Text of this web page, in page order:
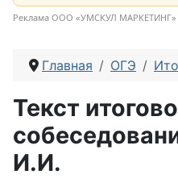
Реклама ООО «УМСКУЛ МАРКЕТИНГ»
Главная ОГЭ
Текст
И.И.